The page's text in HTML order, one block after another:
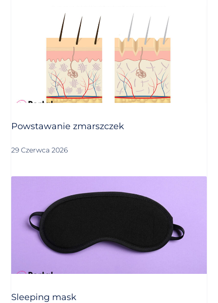
Powstawanie zmarszczek
29 Czerwca 2026
Sleeping mask